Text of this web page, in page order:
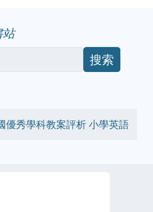
站
搜索
優秀學科教案評析 小學英語